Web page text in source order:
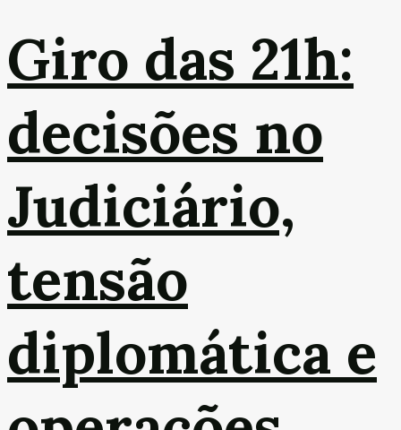
Giro das 21h:
decisões no
Judiciário,
tensão
diplomática e